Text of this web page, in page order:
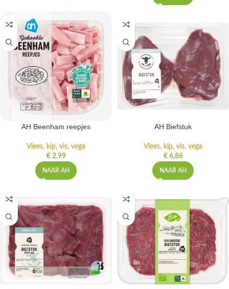
AH Beenham reepjes
Vlees, kip, vis, vega
€2,99
NAAR AH
AH Biefstuk
Vlees, kip, vis, vega
€6,86
NAAR AH